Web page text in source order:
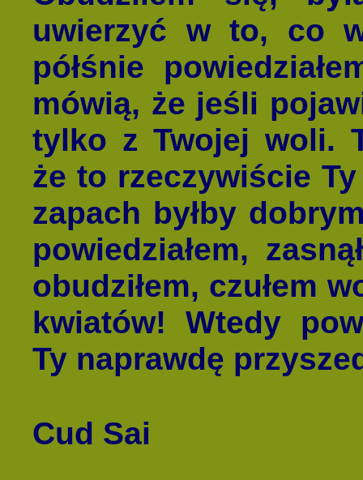
uwierzyć w to, co
półśnie
mówią, że jeśli
tylko z Twojej woli.
że to rzeczywiście
zapach byłby
powiedziałem,
obudziłem, czułem
kwiatów! Wtedy
Ty naprawdę
Cud Sai